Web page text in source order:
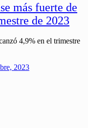
más fuerte de
de 2023
4,9% en el trimestre
2023